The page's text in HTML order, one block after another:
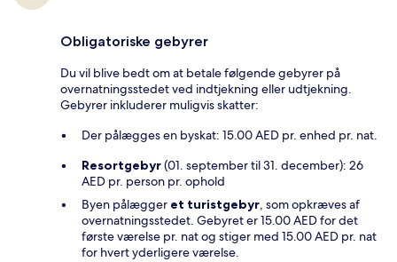
Obligatoriske gebyrer
Du vil blive bedt om at betale følgende gebyrer på
overnatningsstedet ved indtjekning eller udtjekning.
Gebyrer inkluderer muligvis skatter:
Der pålægges en byskat: 15.00 AED pr. enhed pr. nat.
Resortgebyr(01. september til 31. december): 26
AED pr. person pr. ophold
Byen pålægger et turistgebyr, som opkræves af
overnatningsstedet. Gebyret er 15.00 AED for det
første værelse pr. nat og stiger med 15.00 AED pr. nat
for hvert yderligere værelse.